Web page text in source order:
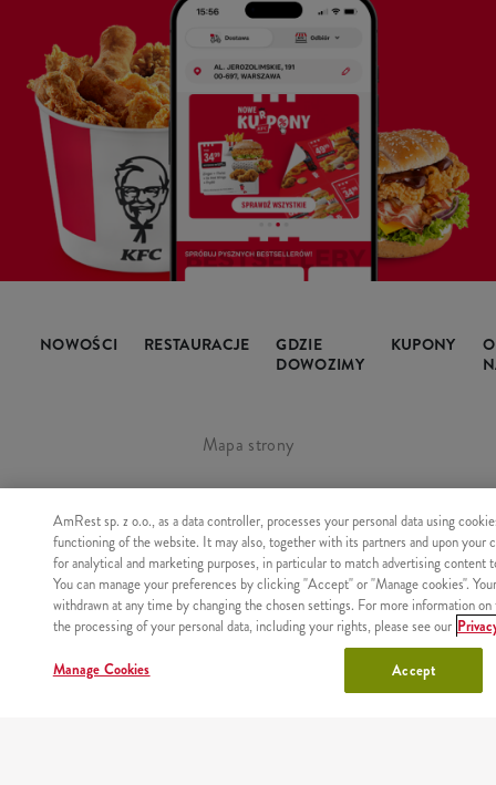
NOWOŚCI RESTAURACJE
GDZIE
DOWOZIMY
KUPONY
O
Mapa strony
Regulamin i polityka prywatności
Manage Cookies
Copyright © AmRest Sp. z o.o. 2026
AmRest sp. z o.o., as a data controller, processes your personal data using
functioning of the website. It may also, together with its partners and upon your
for analytical and marketing purposes, in particular to match advertising content
You can manage your preferences by clicking "Accept" or "Manage cookies".
withdrawn at any time by changing the chosen settings. For more information
the processing of your personal data, including your rights, please see our
Manage Cookies Accept